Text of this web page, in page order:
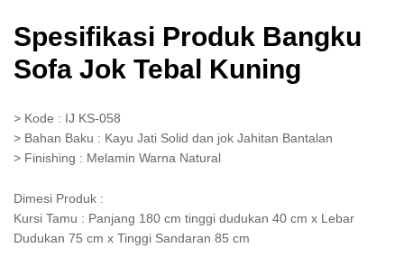
Spesifikasi Produk Bangku
Sofa Jok Tebal Kuning
> Kode : IJ KS-058
> Bahan Baku : Kayu Jati Solid dan jok Jahitan Bantalan
> Finishing : Melamin Warna Natural
Dimesi Produk :
Kursi Tamu : Panjang 180 cm tinggi dudukan 40 cm x Lebar
Dudukan 75 cm x Tinggi Sandaran 85 cm